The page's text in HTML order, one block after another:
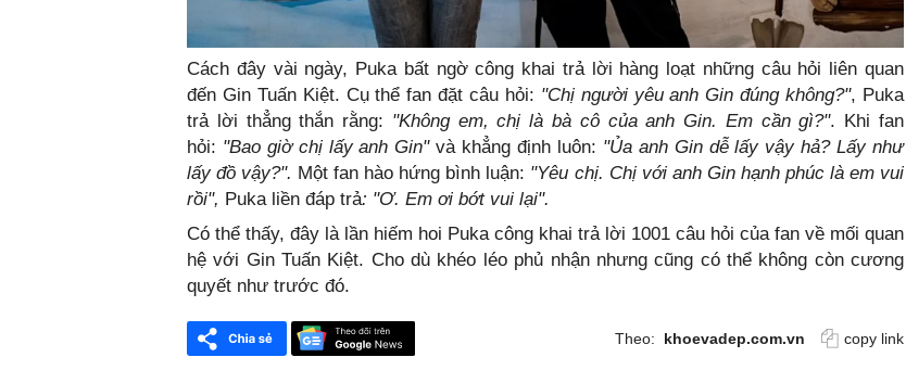
Cách đây vài ngày, Puka bất ngờ công khai trả lời hàng loạt những câu hỏi liên quan
đến Gin Tuấn Kiệt. Cụ thể fan đặt câu hỏi: "Chị người yêu anh Gin đúng không?", Puka
trả lời thẳng thắn rằng: "Không em, chị là bà cô của anh Gin. Em cần gì?". Khi fan
hỏi: "Bao giờ chị lấy anh Gin"và khẳng định luôn: "Ủa anh Gin dễ lấy vậy hả? Lấy như
lấy đồ vậy?". Một fan hào hứng bình luận: "Yêu chị. Chị với anh Gin hạnh phúc là em vui
rồi", Puka liền đáp trả: "Ơ. Em ơi bớt vui lại".
Có thể thấy, đây là lần hiếm hoi Puka công khai trả lời 1001 câu hỏi của fan về mối quan
hệ với Gin Tuấn Kiệt. Cho dù khéo léo phủ nhận nhưng cũng có thể không còn cương
quyết như trước đó.
Theo: khoevadep.com.vn copy link